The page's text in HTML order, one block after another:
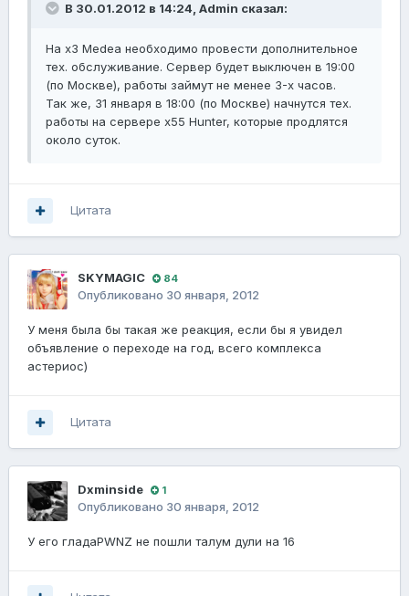
В 30.01.2012 в 14:24, Admin сказал:
На х3 Medea необходимо провести дополнительное
тех. обслуживание. Сервер будет выключен в 19:00
(по Москве), работы займут не менее 3-х часов.
Так же, 31 января в 18:00 (по Москве) начнутся тех.
работы на сервере x55 Hunter, которые продлятся
около суток.
Цитата
SKYMAGIC 84
Опубликовано 30 января, 2012
У меня была бы такая же реакция, если бы я увидел
объявление о переходе на год, всего комплекса
астериос)
Цитата
Dxminside 1
Опубликовано 30 января, 2012
У его гладаPWNZ не пошли талум дули на 16